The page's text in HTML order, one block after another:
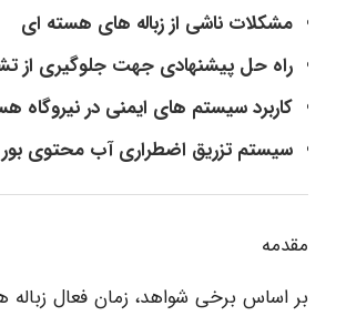
مشکلات ناشی از زباله های هسته ای
راه حل پیشنهادی جهت جلوگیری از
کاربرد سیستم های ایمنی در نیروگاه
سیستم تزریق اضطراری آب محتوی بور
مقدمه
بر اساس برخی شواهد، زمان فعال زباله